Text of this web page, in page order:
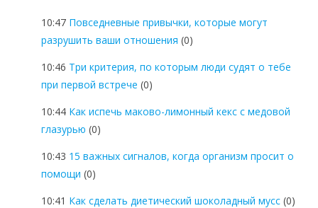
10:47 Повседневные привычки, которые могут
разрушить ваши отношения (0)
10:46 Три критерия, по которым люди судят о тебе
при первой встрече (0)
10:44 Как испечь маково-лимонный кекс с медовой
глазурью (0)
10:43 15 важных сигналов, когда организм просит о
помощи (0)
10:41 Как сделать диетический шоколадный мусс (0)